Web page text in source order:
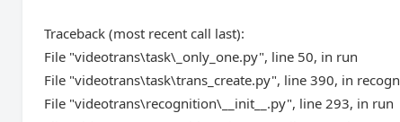
Traceback (most recent call last):
File "videotrans\task\_only_one.py", line 50, in run
File "videotrans\task\trans_create.py", line 390, in recogn
File "videotrans\recognition\__init__.py", line 293, in run